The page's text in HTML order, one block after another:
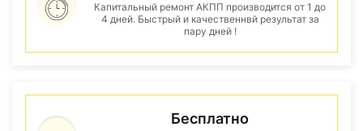
Капитальный ремонт АКПП производится от 1 до
4 дней. Быстрый и качественнвй результат за
пару дней !
Бесплатно